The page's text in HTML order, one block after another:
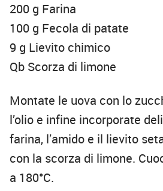
200 g Farina
100 g Fecola di patate
9 g Lievito chimico
Qb Scorza di limone
Montate le uova con lo
l’olio e infine incorporate
farina, l’amido e il lievito
con la scorza di limone.
a 180°C.